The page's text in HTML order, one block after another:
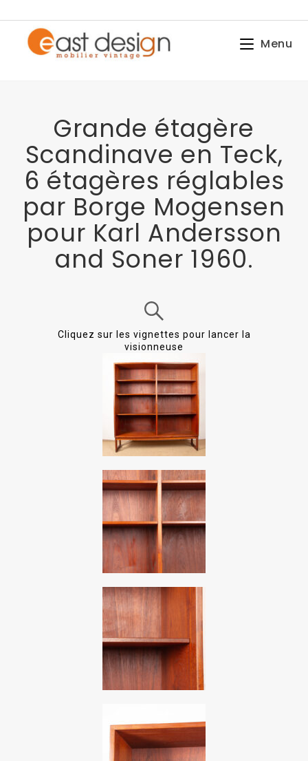
Menu
Grande étagère
Scandinave en Teck,
6 étagères réglables
par Borge Mogensen
pour Karl Andersson
and Soner 1960.
Cliquez sur les vignettes pour lancer la
visionneuse